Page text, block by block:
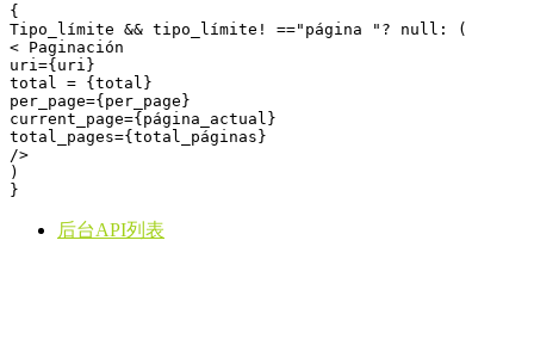
{
Tipo_límite && tipo_límite! =="página "? null: (
< Paginación
uri={uri}
total = {total}
per_page={per_page}
current_page={página_actual}
total_pages={total_páginas}
/>
)
}
后台API列表